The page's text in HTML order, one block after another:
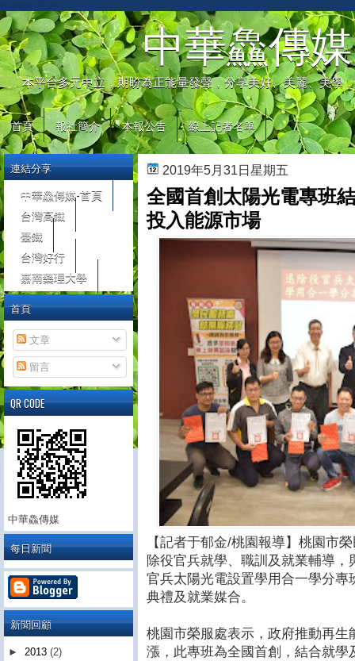
中華鱻傳媒
本平台多元中立，期盼為正能量發聲，分享美好、美麗、美學
首頁 報社簡介 本報公告 線上記者名單
2019年5月31日星期五
全國首創太陽光電專班
投入能源市場
【記者于郁金/桃園報導】桃園市
除役官兵就學、職訓及就業輔導
官兵太陽光電設置學用合一學分專
典禮及就業媒合。
桃園市榮服處表示，政府推動再
漲，此專班為全國首創，結合就
連結分享
中華鱻傳媒-首頁
台灣高鐵
臺鐵
台灣好行
嘉南藥理大學
首頁
文章
留言
QR CODE
中華鱻傳媒
每日新聞
新聞回顧
► 2013 (2)